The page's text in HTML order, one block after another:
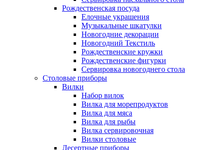
Рождественская посуда
Елочные украшения
Музыкальные шкатулки
Новогодние декорации
Новогодний Текстиль
Рождественские кружки
Рождественские фигурки
Сервировка новогоднего стола
Столовые приборы
Вилки
Набор вилок
Вилка для морепродуктов
Вилка для мяса
Вилка для рыбы
Вилка сервировочная
Вилки столовые
Десертные приборы